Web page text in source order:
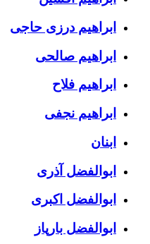
ابراهیم درزی حاجی
ابراهیم صالحی
ابراهیم فلاح
ابراهیم نجفی
ابنان
ابوالفضل آذری
ابوالفضل اکبری
ابوالفضل بارپاز